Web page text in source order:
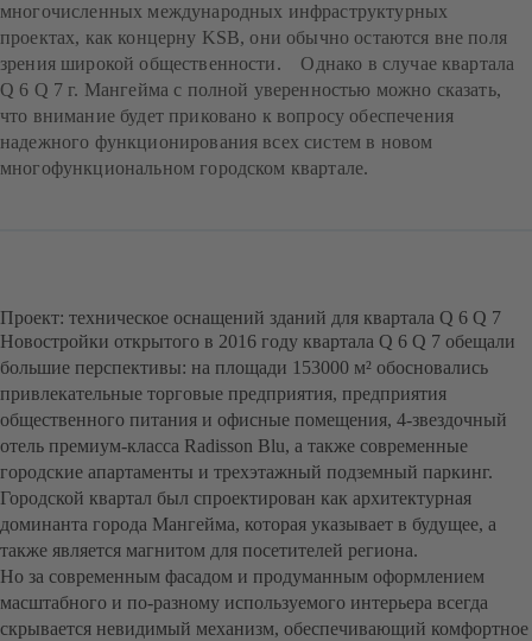
многочисленных международных инфраструктурных
проектах, как концерну KSB, они обычно остаются вне поля
зрения широкой общественности. Однако в случае квартала
Q 6 Q 7 г. Мангейма с полной уверенностью можно сказать,
что внимание будет приковано к вопросу обеспечения
надежного функционирования всех систем в новом
многофункциональном городском квартале.
Проект: техническое оснащений зданий для квартала Q 6 Q 7
Новостройки открытого в 2016 году квартала Q 6 Q 7 обещали
большие перспективы: на площади 153000 м² обосновались
привлекательные торговые предприятия, предприятия
общественного питания и офисные помещения, 4-звездочный
отель премиум-класса Radisson Blu, а также современные
городские апартаменты и трехэтажный подземный паркинг.
Городской квартал был спроектирован как архитектурная
доминанта города Мангейма, которая указывает в будущее, а
также является магнитом для посетителей региона.
Но за современным фасадом и продуманным оформлением
масштабного и по-разному используемого интерьера всегда
скрывается невидимый механизм, обеспечивающий комфортное